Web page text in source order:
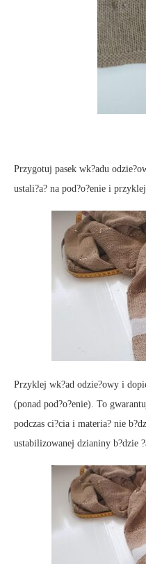
Przygotuj pasek wk?adu
ustali?a? na pod?o?enie i
Przyklej wk?ad odzie?owy i
(ponad pod?o?enie). To
podczas ci?cia i materia? nie
ustabilizowanej dzianiny b?dzie